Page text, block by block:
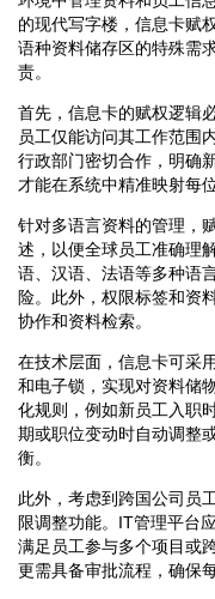
的现代写字楼，信息卡赋
语种资料储存区的特殊需
责。
首先，信息卡的赋权逻辑
员工仅能访问其工作范围
行政部门密切合作，明确
才能在系统中精准映射每
针对多语言资料的管理，
述，以便全球员工准确理
语、汉语、法语等多种语
险。此外，权限标签和资
协作和资料检索。
在技术层面，信息卡可采
和电子锁，实现对资料储
化规则，例如新员工入职
期或职位变动时自动调整
衡。
此外，考虑到跨国公司员
限调整功能。IT管理平台
满足员工参与多个项目或
更需具备审批流程，确保